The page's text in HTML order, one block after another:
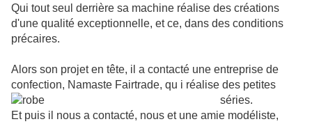
Qui tout seul derrière sa machine réalise des créations
d'une qualité exceptionnelle, et ce, dans des conditions
précaires.
Alors son projet en tête, il a contacté une entreprise de
confection, Namaste Fairtrade, qu i réalise des petites
séries.
Et puis il nous a contacté, nous et une amie modéliste,